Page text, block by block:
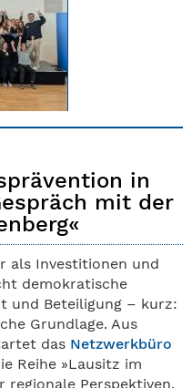
in
mit der
als Investitionen und
demokratische
und Beteiligung – kurz:
Grundlage. Aus
das Netzwerkbüro
Reihe »Lausitz im
regionale Perspektiven.